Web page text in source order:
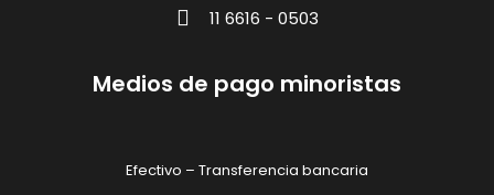
11 6616 - 0503
Medios de pago minoristas
Efectivo – Transferencia bancaria